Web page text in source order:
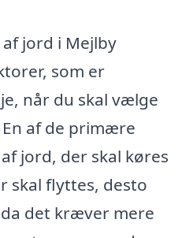
jord i Mejlby
som er
når du skal vælge
af de primære
jord, der skal køres
skal flyttes, desto
det kræver mere